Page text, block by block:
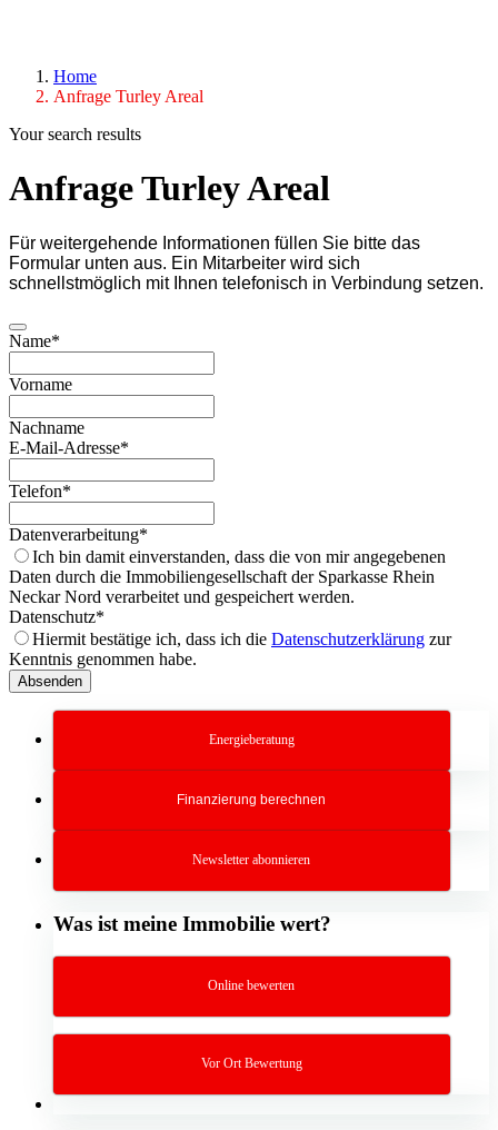
Home
Anfrage Turley Areal
Your search results
Anfrage Turley Areal
Für weitergehende Informationen füllen Sie bitte das
Formular unten aus. Ein Mitarbeiter wird sich
schnellstmöglich mit Ihnen telefonisch in Verbindung setzen.
Name*
Vorname
Nachname
E-Mail-Adresse*
Telefon*
Datenverarbeitung*
Ich bin damit einverstanden, dass die von mir angegebenen
Daten durch die Immobiliengesellschaft der Sparkasse Rhein
Neckar Nord verarbeitet und gespeichert werden.
Datenschutz*
Hiermit bestätige ich, dass ich die Datenschutzerklärung zur
Kenntnis genommen habe.
Company
Name*
Absenden
Energieberatung
Finanzierung berechnen
Newsletter abonnieren
Was ist meine Immobilie wert?
Online bewerten
Vor Ort Bewertung